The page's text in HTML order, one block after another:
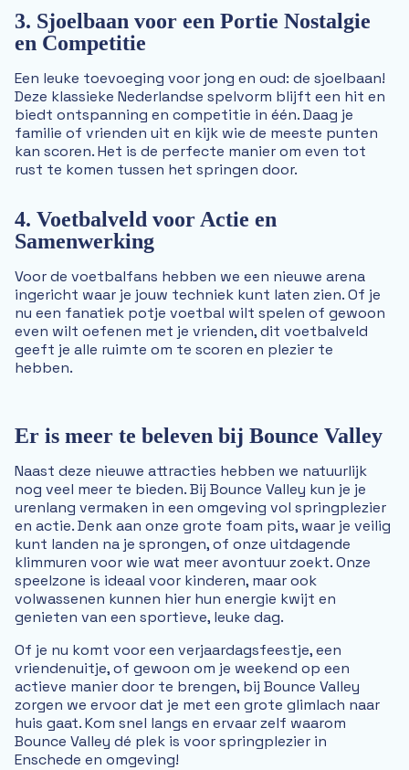
3. Sjoelbaan voor een Portie Nostalgie
en Competitie
Een leuke toevoeging voor jong en oud: de sjoelbaan!
Deze klassieke Nederlandse spelvorm blijft een hit en
biedt ontspanning en competitie in één. Daag je
familie of vrienden uit en kijk wie de meeste punten
kan scoren. Het is de perfecte manier om even tot
rust te komen tussen het springen door.
4. Voetbalveld voor Actie en
Samenwerking
Voor de voetbalfans hebben we een nieuwe arena
ingericht waar je jouw techniek kunt laten zien. Of je
nu een fanatiek potje voetbal wilt spelen of gewoon
even wilt oefenen met je vrienden, dit voetbalveld
geeft je alle ruimte om te scoren en plezier te
hebben.
Er is meer te beleven bij Bounce Valley
Naast deze nieuwe attracties hebben we natuurlijk
nog veel meer te bieden. Bij Bounce Valley kun je je
urenlang vermaken in een omgeving vol springplezier
en actie. Denk aan onze grote foam pits, waar je veilig
kunt landen na je sprongen, of onze uitdagende
klimmuren voor wie wat meer avontuur zoekt. Onze
speelzone is ideaal voor kinderen, maar ook
volwassenen kunnen hier hun energie kwijt en
genieten van een sportieve, leuke dag.
Of je nu komt voor een verjaardagsfeestje, een
vriendenuitje, of gewoon om je weekend op een
actieve manier door te brengen, bij Bounce Valley
zorgen we ervoor dat je met een grote glimlach naar
huis gaat. Kom snel langs en ervaar zelf waarom
Bounce Valley dé plek is voor springplezier in
Enschede en omgeving!